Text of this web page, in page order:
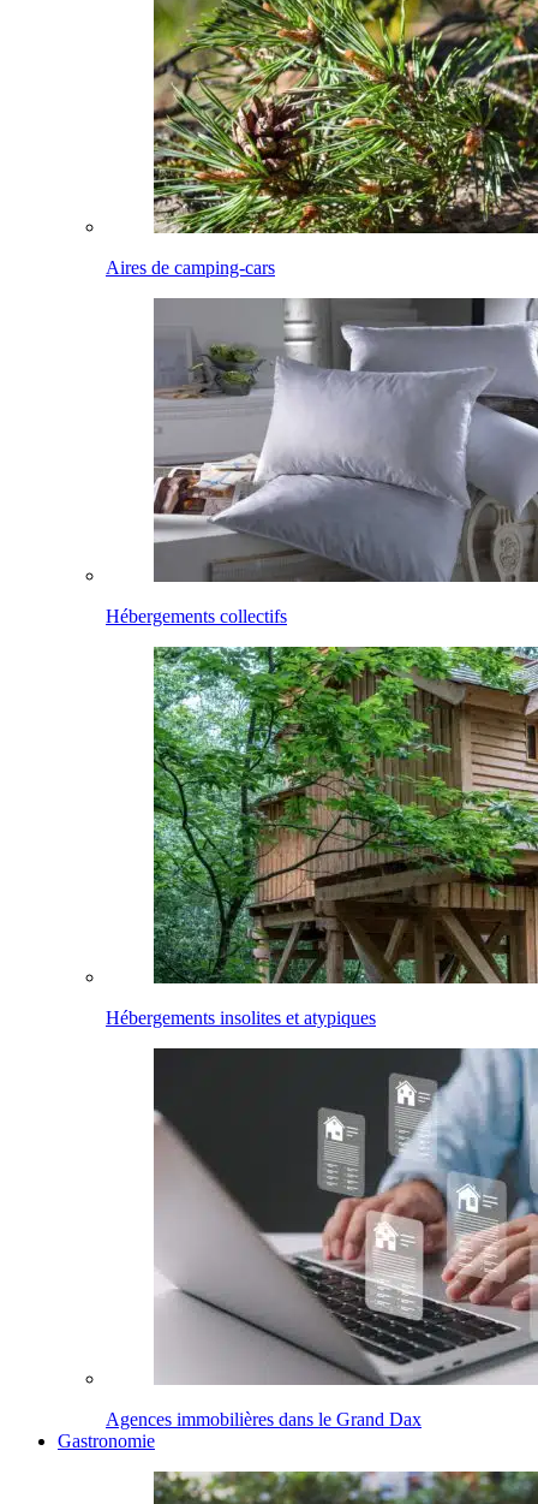
Aires de camping-cars
Hébergements collectifs
Hébergements insolites et atypiques
Agences immobilières dans le Grand Dax
Gastronomie